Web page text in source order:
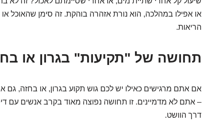
או אפילו במהלכה, הוא נורת אזהרה בוהקת. זה סימן שהאוכל או
הריאות.
תחושה של "תקיעות" בגרון או
אם אתם מרגישים כאילו יש לכם גוש תקוע בגרון, או בחזה,
– אתם לא מדמיינים. זו תחושה נפוצה מאוד בקרב אנשים עם
דרך הוושט.